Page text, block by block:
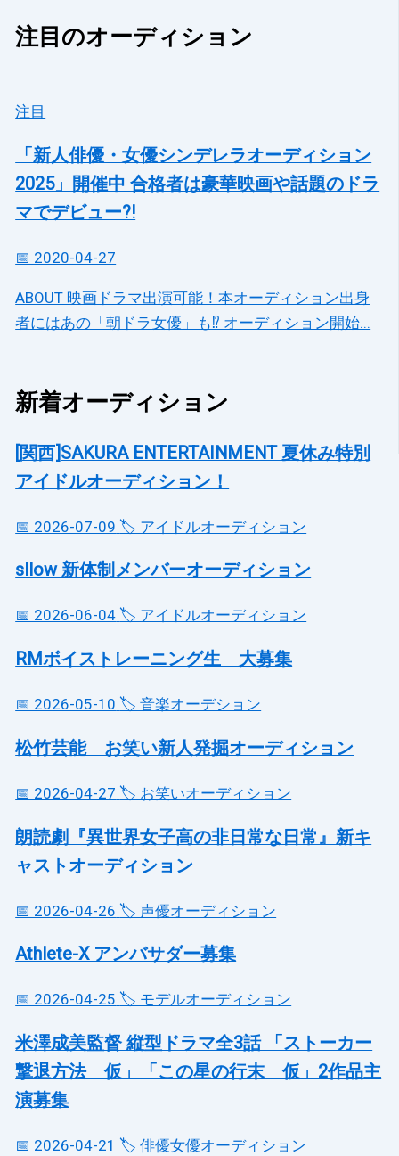
注目のオーディション
注目
「新人俳優・女優シンデレラオーディション
2025」開催中 合格者は豪華映画や話題のドラ
マでデビュー?!
📅 2020-04-27
ABOUT 映画ドラマ出演可能！本オーディション出身
者にはあの「朝ドラ女優」も⁉ オーディション開始...
新着オーディション
[関西]SAKURA ENTERTAINMENT 夏休み特別
アイドルオーディション！
📅 2026-07-09 🏷️ アイドルオーディション
sllow 新体制メンバーオーディション
📅 2026-06-04 🏷️ アイドルオーディション
RMボイストレーニング生 大募集
📅 2026-05-10 🏷️ 音楽オーデション
松竹芸能 お笑い新人発掘オーディション
📅 2026-04-27 🏷️ お笑いオーディション
朗読劇『異世界女子高の非日常な日常』新キ
ャストオーディション
📅 2026-04-26 🏷️ 声優オーディション
Athlete-X アンバサダー募集
📅 2026-04-25 🏷️ モデルオーディション
米澤成美監督 縦型ドラマ全3話 「ストーカー
撃退方法 仮」「この星の行末 仮」2作品主
演募集
📅 2026-04-21 🏷️ 俳優女優オーディション